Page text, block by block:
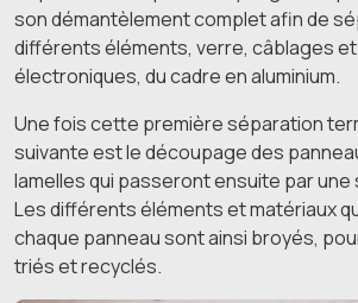
son démantèlement complet afin de
différents éléments, verre, câblages
électroniques, du cadre en aluminium.
Une fois cette première séparation
suivante est le découpage des
lamelles qui passeront ensuite par
Les différents éléments et matériaux
chaque panneau sont ainsi broyés,
triés et recyclés.